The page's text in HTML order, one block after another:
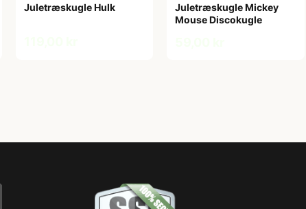
Juletræskugle Hulk
Juletræskugle Mickey
Mouse Discokugle